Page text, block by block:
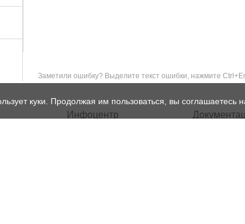
Заметили ошибку? Выделите текст ошибки, нажмите
Инфоцентр
куки. Продолжая им пользоваться, вы соглашаетесь